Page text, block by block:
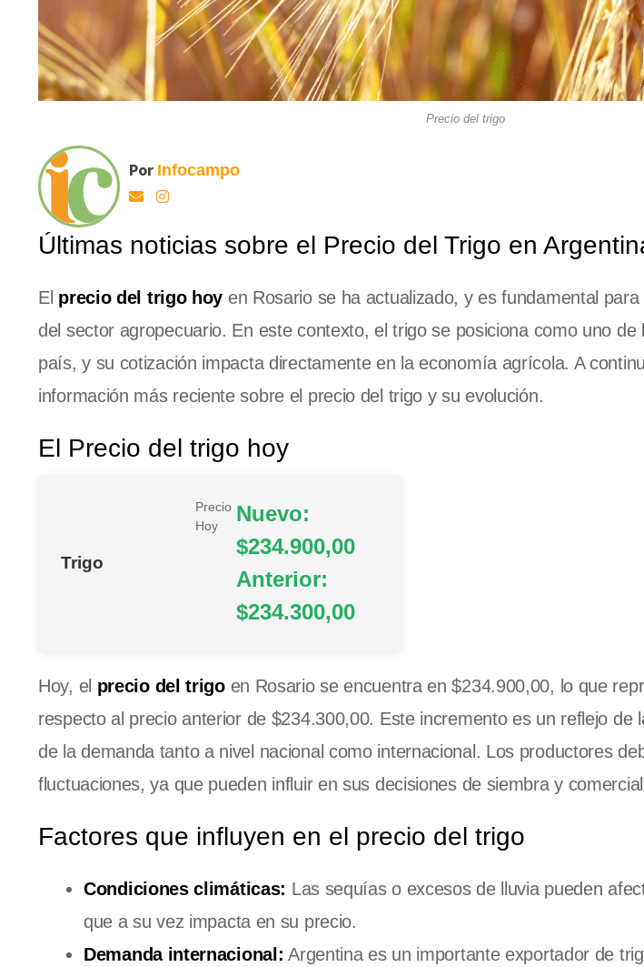
Precio del trigo
Por Infocampo
Últimas noticias sobre el Precio del Trigo en
El precio del trigo hoy en Rosario se ha actualizado, y es fundamental
del sector agropecuario. En este contexto, el trigo se posiciona como uno
país, y su cotización impacta directamente en la economía agrícola. A
información más reciente sobre el precio del trigo y su evolución.
El Precio del trigo hoy
Trigo
Precio
Hoy
Nuevo:
$234.900,00
Anterior:
$234.300,00
Hoy, el precio del trigoen Rosario se encuentra en $234.900,00, lo que
respecto al precio anterior de $234.300,00. Este incremento es un reflejo de
de la demanda tanto a nivel nacional como internacional. Los productores
fluctuaciones, ya que pueden influir en sus decisiones de siembra y
Factores que influyen en el precio del trigo
Condiciones climáticas: Las sequías o excesos de lluvia pueden
que a su vez impacta en su precio.
Demanda internacional: Argentina es un importante exportador de